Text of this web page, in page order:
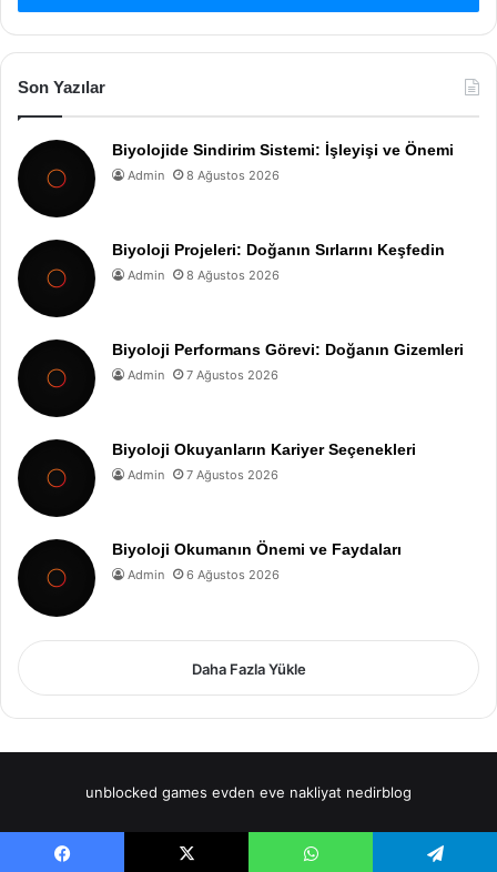
Son Yazılar
Biyolojide Sindirim Sistemi: İşleyişi ve Önemi
Admin 8 Ağustos 2026
Biyoloji Projeleri: Doğanın Sırlarını Keşfedin
Admin 8 Ağustos 2026
Biyoloji Performans Görevi: Doğanın Gizemleri
Admin 7 Ağustos 2026
Biyoloji Okuyanların Kariyer Seçenekleri
Admin 7 Ağustos 2026
Biyoloji Okumanın Önemi ve Faydaları
Admin 6 Ağustos 2026
Daha Fazla Yükle
unblocked games evden eve nakliyat nedirblog